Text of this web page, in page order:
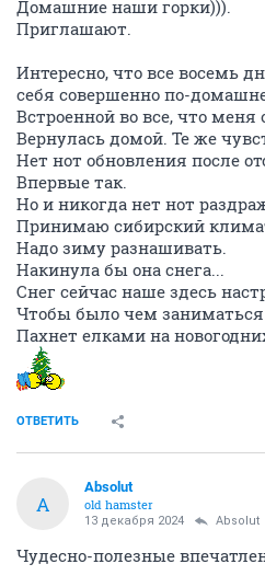
Домашние наши горки))).
Приглашают.
Интересно, что все восемь
себя совершенно по-
Встроенной во все, что меня
Вернулась домой. Те же
Нет нот обновления после
Впервые так.
Но и никогда нет нот
Принимаю сибирский
Надо зиму разнашивать.
Накинула бы она снега...
Снег сейчас наше здесь
Чтобы было чем
Пахнет елками на
ОТВЕТИТЬ
A
Absolut
old hamster
13 декабря 2024 Absolut
Чудесно-полезные